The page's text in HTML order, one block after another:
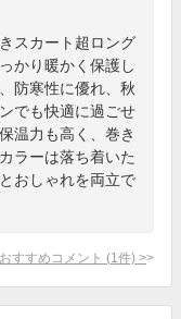
スカート超ロング
かり暖かく保護し
防寒性に優れ、秋
でも快適に過ごせ
温力も高く、巻き
ラーは落ち着いた
おしゃれを両立で
すすめコメント (1 件) >